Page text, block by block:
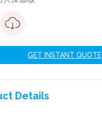
GET INSTANT QUOTE
Details